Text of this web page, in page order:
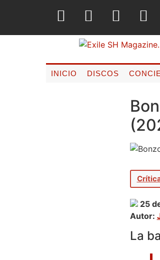
INICIO DISCOS
25
Autor:
La